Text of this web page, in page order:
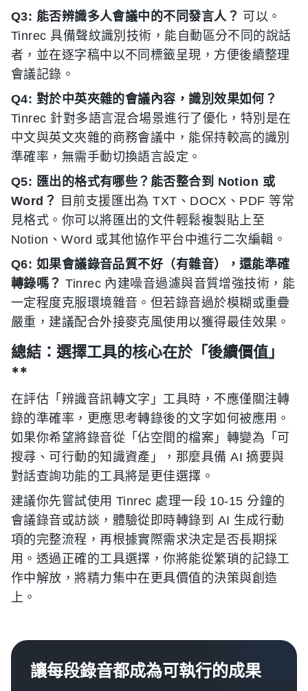
Q3: 能否辨識多人會議中的不同發言人？ 可以。
Tinrec 具備聲紋識別技術，能自動區分不同的說話
者，並在逐字稿中以不同標籤呈現，方便後續整理
會議記錄。
Q4: 對於中英夾雜的會議內容，識別效果如何？
Tinrec 針對多語言混合場景進行了優化，特別是在
中文與英文夾雜的商務會議中，能保持較高的識別
準確率，無需手動切換語言設定。
Q5: 匯出的格式有哪些？能否整合到 Notion 或
Word？
目前支援匯出為 TXT、DOCX、PDF 等常
見格式。你可以將匯出的文件輕鬆複製貼上至
Notion、Word 或其他協作平台中進行二次編輯。
Q6: 如果會議錄音品質不好（有雜音），還能準確
轉錄嗎？ Tinrec 內建噪音過濾與音質增強技術，能
一定程度克服環境雜音。但若錄音過於模糊或重疊
嚴重，建議配合外接麥克風使用以獲得最佳效果。
總結：選擇工具的核心在於「後續價值」
**
在評估「辨識音訊轉文字」工具時，不應僅關注轉
錄的準確率，更應思考轉錄後的文字如何被應用。
如果你希望將錄音從「佔空間的檔案」轉變為「可
搜尋、可行動的知識資產」，那麼具備 AI 摘要與
對話查詢功能的工具將是更佳選擇。
建議你先嘗試使用 Tinrec 處理一段 10-15 分鐘的
會議錄音或訪談，體驗從即時轉錄到 AI 生成行動
項的完整流程，再根據實際需求決定是否長期採
用。透過正確的工具選擇，你將能從繁瑣的記錄工
作中解放，將精力集中在更具價值的決策與創造
上。
讓每段錄音都成為可執行的成果